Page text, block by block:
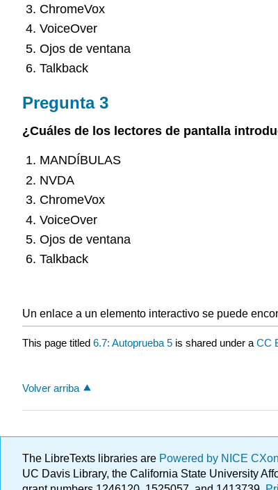
ChromeVox
VoiceOver
Ojos de ventana
Talkback
Pregunta 3
¿Cuáles de los lectores de pantalla
MANDÍBULAS
NVDA
ChromeVox
VoiceOver
Ojos de ventana
Talkback
Un enlace a un elemento interactivo se puede
This page titled 6.7: Autoprueba 5 is shared under a CC
Volver arriba
The LibreTexts libraries are Powered by NICE
UC Davis Library, the California State University